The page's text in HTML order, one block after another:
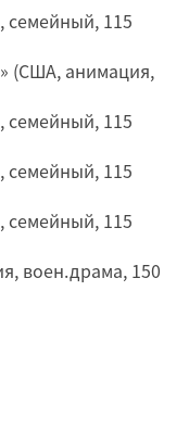
семейный, 115
(США, анимация,
семейный, 115
семейный, 115
семейный, 115
воен.драма, 150